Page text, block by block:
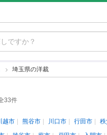
埼玉県の洋裁
33件
越市 熊谷市 川口市 行田市